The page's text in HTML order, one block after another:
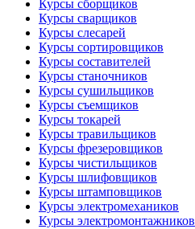
Курсы сборщиков
Курсы сварщиков
Курсы слесарей
Курсы сортировщиков
Курсы составителей
Курсы станочников
Курсы сушильщиков
Курсы съемщиков
Курсы токарей
Курсы травильщиков
Курсы фрезеровщиков
Курсы чистильщиков
Курсы шлифовщиков
Курсы штамповщиков
Курсы электромехаников
Курсы электромонтажников